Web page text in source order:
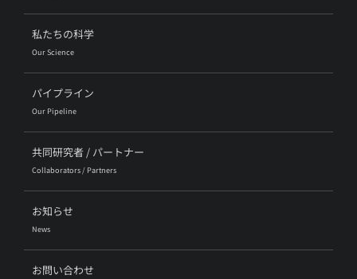
私たちの科学
Our Science
パイプライン
Our Pipeline
共同研究者 / パートナー
Collaborators / Partners
お知らせ
News
お問い合わせ